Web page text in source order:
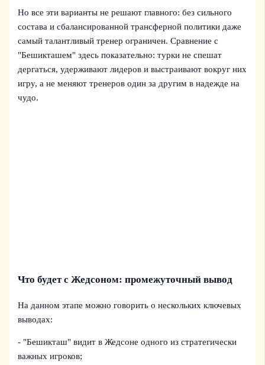
Но все эти варианты не решают главного: без сильного
состава и сбалансированной трансферной политики даже
самый талантливый тренер ограничен. Сравнение с
"Бешикташем" здесь показательно: турки не спешат
дергаться, удерживают лидеров и выстраивают вокруг них
игру, а не меняют тренеров один за другим в надежде на
чудо.
Что будет с Жедсоном: промежуточный вывод
На данном этапе можно говорить о нескольких ключевых
выводах:
- "Бешикташ" видит в Жедсоне одного из стратегически
важных игроков;